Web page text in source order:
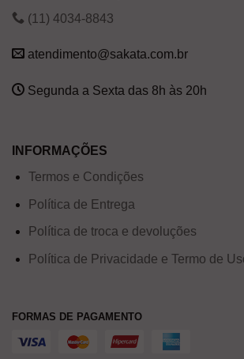
(11) 4034-8843
atendimento@sakata.com.br
Segunda a Sexta das 8h às 20h
INFORMAÇÕES
Termos e Condições
Política de Entrega
Política de troca e devoluções
Política de Privacidade e Termo de
FORMAS DE PAGAMENTO